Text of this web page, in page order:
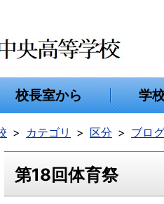
校長室から 学
カテゴリ 区分 ブロ
第18回体育祭